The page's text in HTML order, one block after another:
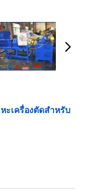
ะเครื่องตัดสำหรับ